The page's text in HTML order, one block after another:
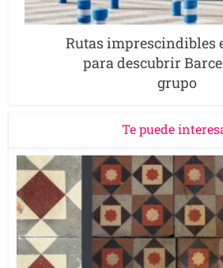
Rutas imprescindibles
para descubrir
grupo
Te puede